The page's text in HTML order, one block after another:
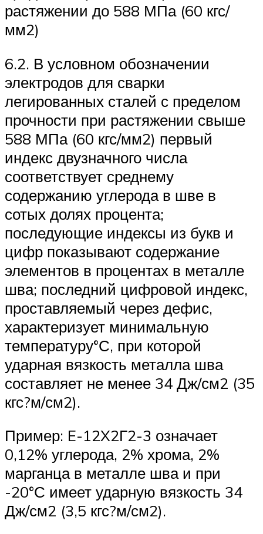
растяжении до 588 МПа (60 кгс/
мм2)
6.2. В условном обозначении
электродов для сварки
легированных сталей с пределом
прочности при растяжении свыше
588 МПа (60 кгс/мм2) первый
индекс двузначного числа
соответствует среднему
содержанию углерода в шве в
сотых долях процента;
последующие индексы из букв и
цифр показывают содержание
элементов в процентах в металле
шва; последний цифровой индекс,
проставляемый через дефис,
характеризует минимальную
температуру°С, при которой
ударная вязкость металла шва
составляет не менее 34 Дж/см2 (35
кгс?м/см2).
Пример: E-12X2Г2-3 означает
0,12% углерода, 2% хрома, 2%
марганца в металле шва и при
-20°С имеет ударную вязкость 34
Дж/см2 (3,5 кгс?м/см2).